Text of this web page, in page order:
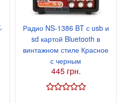
Радио NS-1386 BT с usb и
sd картой Bluetooth в
винтажном стиле Красное
с черным
445 грн.